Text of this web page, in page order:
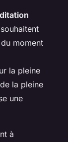
moment
la pleine
la pleine
une
à